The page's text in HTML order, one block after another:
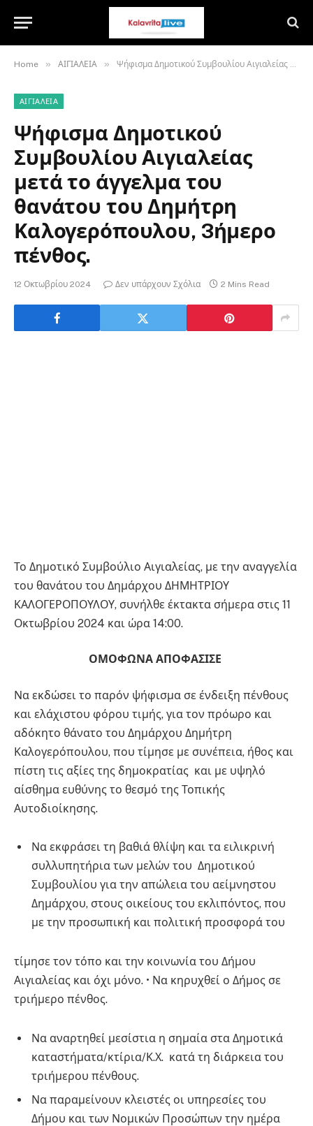
Home » ΑΙΓΙΑΛΕΙΑ » Ψήφισμα Δημοτικού Συμβουλίου Αιγιαλείας μετά το άγγελμα του θανάτου του Δημήτρη Καλογερόπουλου, 3ήμερο πένθος.
ΑΙΓΙΑΛΕΙΑ
Ψήφισμα Δημοτικού
Συμβουλίου Αιγιαλείας
μετά το άγγελμα του
θανάτου του Δημήτρη
Καλογερόπουλου, 3ήμερο
πένθος.
12 Οκτωβρίου 2024 Δεν υπάρχουν Σχόλια 2 Mins Read
Το Δημοτικό Συμβούλιο Αιγιαλείας, με την αναγγελία
του θανάτου του Δημάρχου ΔΗΜΗΤΡΙΟΥ
ΚΑΛΟΓΕΡΟΠΟΥΛΟΥ, συνήλθε έκτακτα σήμερα στις 11
Οκτωβρίου 2024 και ώρα 14:00.
ΟΜΟΦΩΝΑ ΑΠΟΦΑΣΙΣΕ
Να εκδώσει το παρόν ψήφισμα σε ένδειξη πένθους
και ελάχιστου φόρου τιμής, για τον πρόωρο και
αδόκητο θάνατο του Δημάρχου Δημήτρη
Καλογερόπουλου, που τίμησε με συνέπεια, ήθος και
πίστη τις αξίες της δημοκρατίας και με υψηλό
αίσθημα ευθύνης το θεσμό της Τοπικής
Αυτοδιοίκησης.
Να εκφράσει τη βαθιά θλίψη και τα ειλικρινή
συλλυπητήρια των μελών του Δημοτικού
Συμβουλίου για την απώλεια του αείμνηστου
Δημάρχου, στους οικείους του εκλιπόντος, που
με την προσωπική και πολιτική προσφορά του
τίμησε τον τόπο και την κοινωνία του Δήμου
Αιγιαλείας και όχι μόνο. • Να κηρυχθεί ο Δήμος σε
τριήμερο πένθος.
Να αναρτηθεί μεσίστια η σημαία στα Δημοτικά
καταστήματα/κτίρια/Κ.Χ. κατά τη διάρκεια του
τριήμερου πένθους.
Να παραμείνουν κλειστές οι υπηρεσίες του
Δήμου και των Νομικών Προσώπων την ημέρα